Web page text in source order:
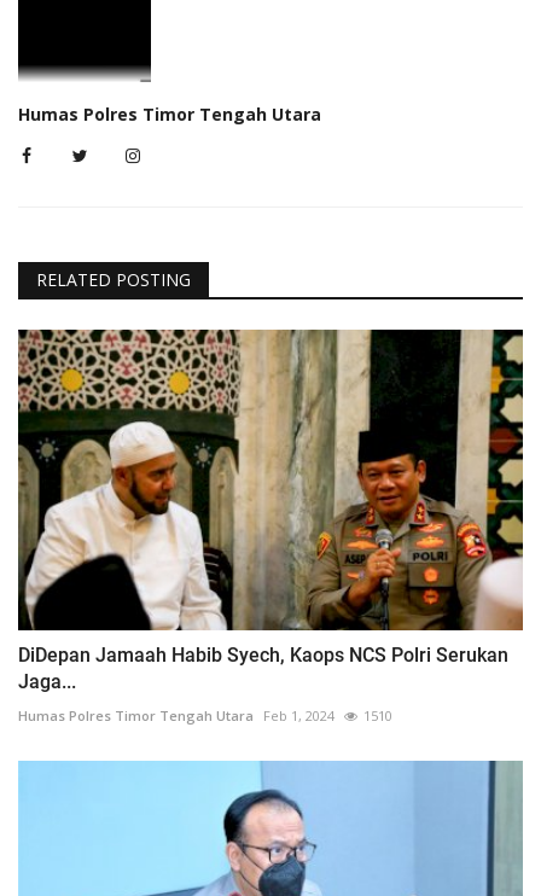
Humas Polres Timor Tengah Utara
RELATED POSTING
DiDepan Jamaah Habib Syech, Kaops NCS Polri Serukan
Jaga...
Humas Polres Timor Tengah Utara Feb 1, 2024 1510